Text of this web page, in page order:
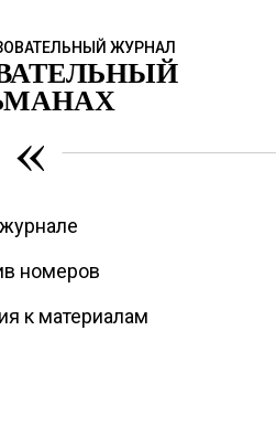
ЖУРНАЛ
«
номеров
к материалам